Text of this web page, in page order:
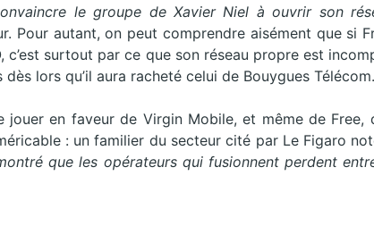
le groupe de Xavier Niel à ouvrir son
Pour autant, on peut comprendre aisément que si
c’est surtout par ce que son réseau propre est
lors qu’il aura racheté celui de Bouygues Télécom.
en faveur de Virgin Mobile, et même de Free,
: un familier du secteur cité par Le Figaro
que les opérateurs qui fusionnent perdent